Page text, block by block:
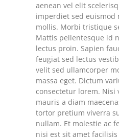
aenean vel elit
imperdiet sed euismod
mollis. Morbi tristique
Mattis pellentesque id
lectus proin. Sapien
feugiat sed lectus
velit sed ullamcorper
massa eget. Dictum
consectetur lorem. Nisi
mauris a diam
tortor pretium viverra
nullam. Et molestie ac
nisi est sit amet